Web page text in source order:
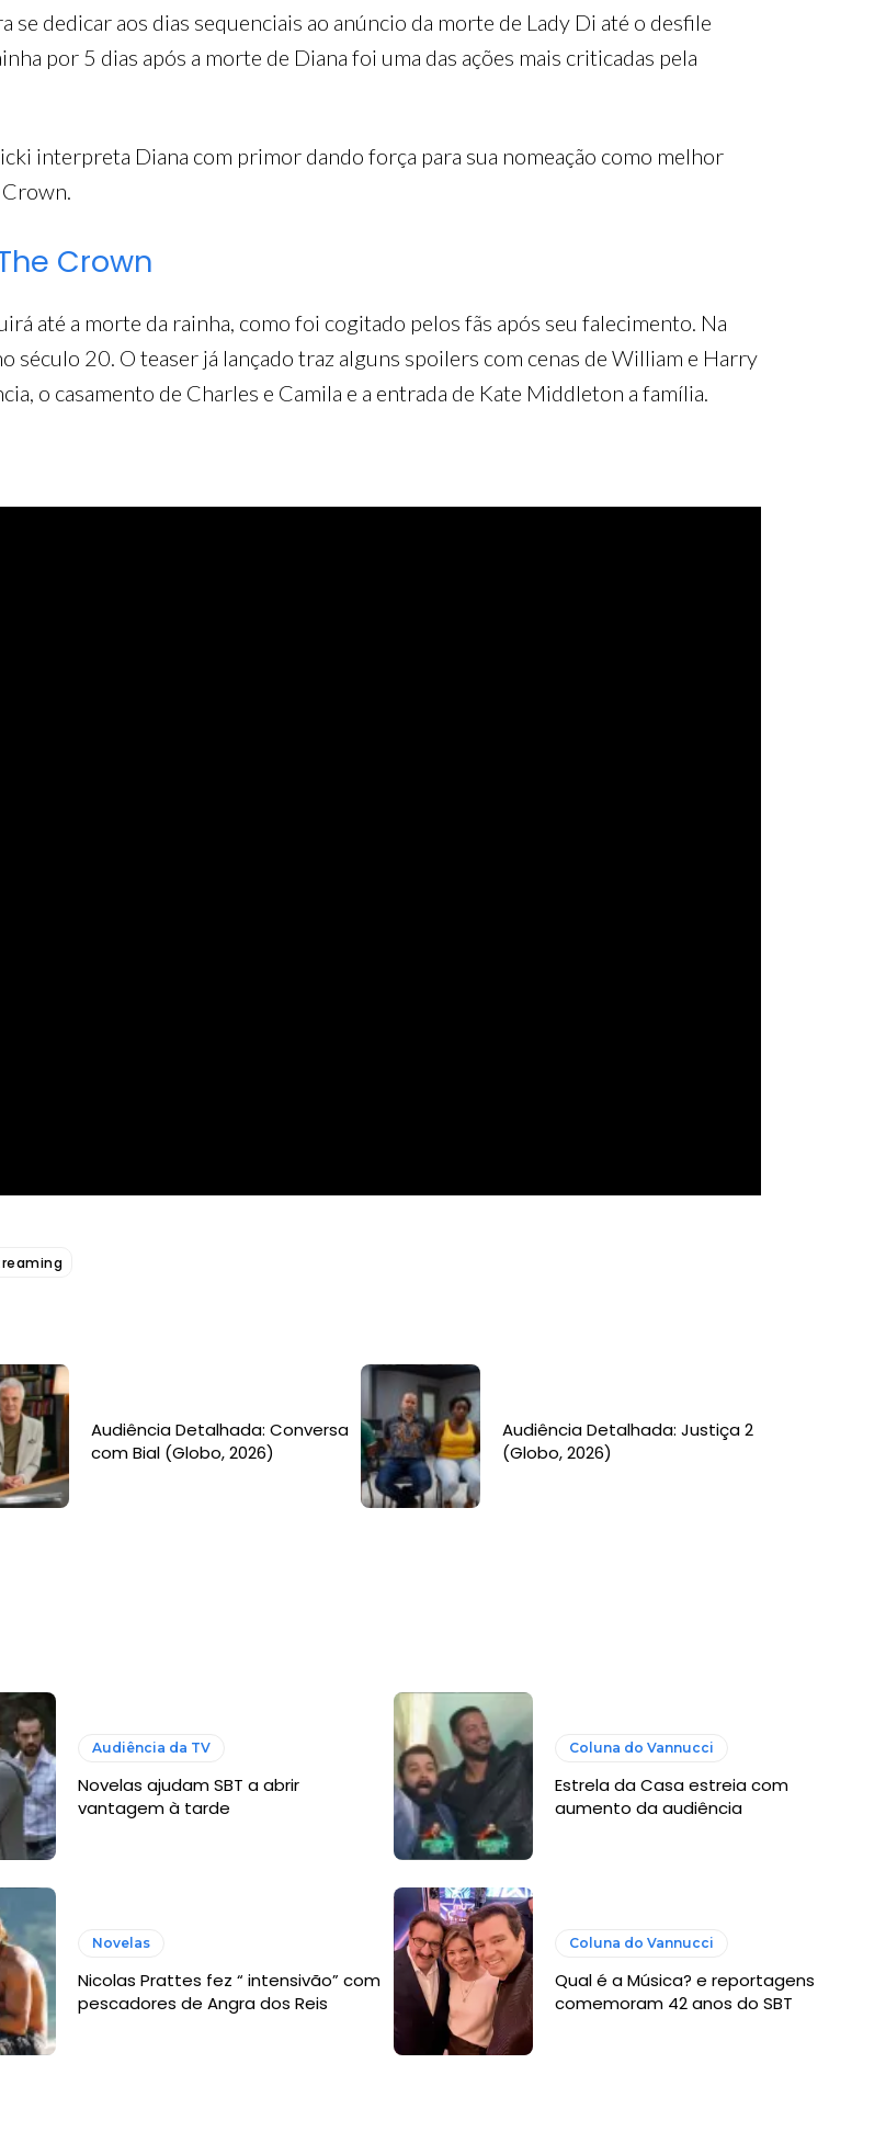
dedicar aos dias sequenciais ao anúncio da morte de Lady Di até o desfile
por 5 dias após a morte de Diana foi uma das ações mais criticadas pela
interpreta Diana com primor dando força para sua nomeação como melhor
Crown
até a morte da rainha, como foi cogitado pelos fãs após seu falecimento. Na
século 20. O teaser já lançado traz alguns spoilers com cenas de William e Harry
o casamento de Charles e Camila e a entrada de Kate Middleton a família.
Audiência Detalhada: Conversa
com Bial (Globo, 2026)
Audiência Detalhada: Justiça 2
(Globo, 2026)
Audiência da TV
Novelas ajudam SBT a abrir
vantagem à tarde
Coluna do Vannucci
Estrela da Casa estreia com
aumento da audiência
Novelas
Nicolas Prattes fez “ intensivão” com
pescadores de Angra dos Reis
Coluna do Vannucci
Qual é a Música? e reportagens
comemoram 42 anos do SBT